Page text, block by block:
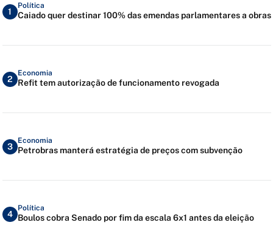
1
Política
Caiado quer destinar 100% das emendas parlamentares a obras
2
Economia
Refit tem autorização de funcionamento revogada
3
Economia
Petrobras manterá estratégia de preços com subvenção
4
Política
Boulos cobra Senado por fim da escala 6x1 antes da eleição